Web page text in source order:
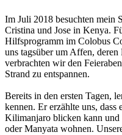
Im Juli 2018 besuchten mein
Cristina und Jose in Kenya.
Hilfsprogramm im Colobus
uns tagsüber um Affen,
verbrachten wir den
Strand zu entspannen.
Bereits in den ersten Tagen,
kennen. Er erzählte uns,
Kilimanjaro blicken kann
oder Manyata wohnen.